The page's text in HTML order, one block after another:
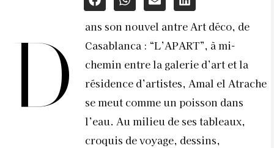
D
ans son nouvel antre Art déco, de
Casablanca : “L’APART”, à mi-
chemin entre la galerie d’art et la
résidence d’artistes, Amal el Atrache
se meut comme un poisson dans
l’eau. Au milieu de ses tableaux,
croquis de voyage, dessins,